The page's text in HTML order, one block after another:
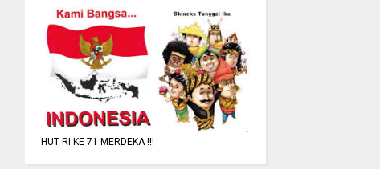
HUT RI KE 71 MERDEKA !!!